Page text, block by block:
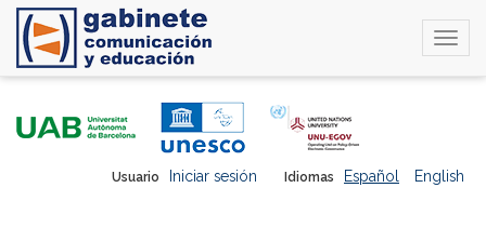
Idiomas Español English
Usuario Iniciar sesión